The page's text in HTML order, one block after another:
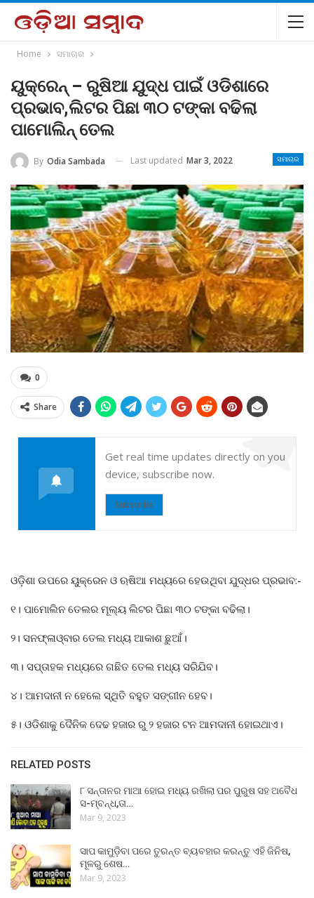
Home ସମାଚାର
ୟୁକ୍ରେନ୍ – ରୁଷିଆ ଯୁଦ୍ଧ ପାଇଁ ଓଡିଶାରେ
ପ୍ରଭାବ,ଲିଟର ପିଛା ୩୦ ଟଙ୍କା ବଢିଲା
ପାମୋଲିନ୍ ତେଲ
ସମାଚାର
By Odia Sambada Last updated Mar 3, 2022
0
Share
Get real time updates directly on you
device, subscribe now.
Subscribe
ଓଡ଼ିଶା ଉପରେ ୟୁକ୍ରେନ ଓ ଋଷିଆ ମଧ୍ୟରେ ହେଉଥିବା ଯୁଦ୍ଧର ପ୍ରଭାବ:-
୧। ପାମୋଲିନ ତେଲର ମୂଲ୍ୟ ଲିଟର ପିଛା ୩୦ ଟଙ୍କା ବଢିଲା।
୨। ସନଫ୍ଳାଓ୍ବାର ତେଲ ମଧ୍ୟ ଆକାଶ ଛୁଆଁ।
୩। ସପ୍ତାହକ ମଧ୍ୟରେ ଗଛିତ ତେଲ ମଧ୍ୟ ସରିଯିବ।
୪। ଆମଦାନୀ ନ ହେଲେ ସ୍ଥିତି ବହୁତ ସଙ୍ଗୀନ ହେବ।
୫। ଓଡିଶାକୁ ଦୈନିକ ଦେଢ ହଜାର ରୁ ୨ ହଜାର ଟନ ଆମଦାନୀ ହୋଇଥାଏ।
RELATED POSTS
୮ ସନ୍ତାନର ମାଆ ହୋଇ ମଧ୍ୟ ରଖିଲା ପର ପୁରୁଷ ସହ ଅବୈଧ
ସ-ମ୍ବନ୍ଧ,ତା…
Mar 9, 2023
ସାପ କାମୁଡ଼ିବା ପରେ ତୁରନ୍ତ ବ୍ୟବହାର କରନ୍ତୁ ଏହି ଜିନିଷ,
ମୂଳରୁ ଶେଷ…
Mar 9, 2023